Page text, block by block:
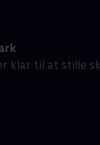
klar til at stille